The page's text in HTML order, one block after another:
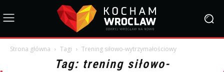
Strona główna Tagi Trening siłowo-wytrzymałościowy
Tag: trening siłowo-